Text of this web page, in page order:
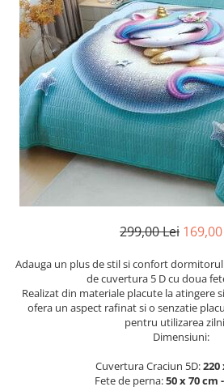
Cearceaf cu elastic
Cearceaf normal
Lenjerii De Pat Creponate
Lenjerii De Pat Bumbac Poplin 2
Persoane
Lenjerii De Pat Bumbac Poplin,
Matlasate, 2 Persoane
Lenjerii De Pat Bumbac Satinat 2
Persoane
Lenjerii De Pat, Finet Premium 3D,
Lenjerii De Pat Jacquard
Lenjerii De Pat Catifea
Lenjerii De Pat Cocolino
Set Lenjerie Pat Blanita Iepure, 6
299,00 Lei
Adauga un plus de stil si confort
de cuvertura 5 D cu doua
Realizat din materiale placute la atingere
ofera un aspect rafinat si o senzatie
pentru utilizarea
Dimensiuni:
Cuvertura Craciun 5D:220
Fete de perna:50 x 70 cm